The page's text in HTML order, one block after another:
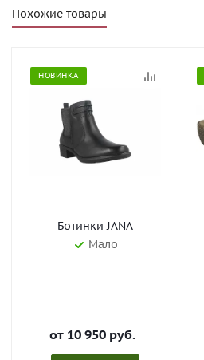
Похожие товары
НОВИНКА
Ботинки JANA
Мало
от 10 950 руб.